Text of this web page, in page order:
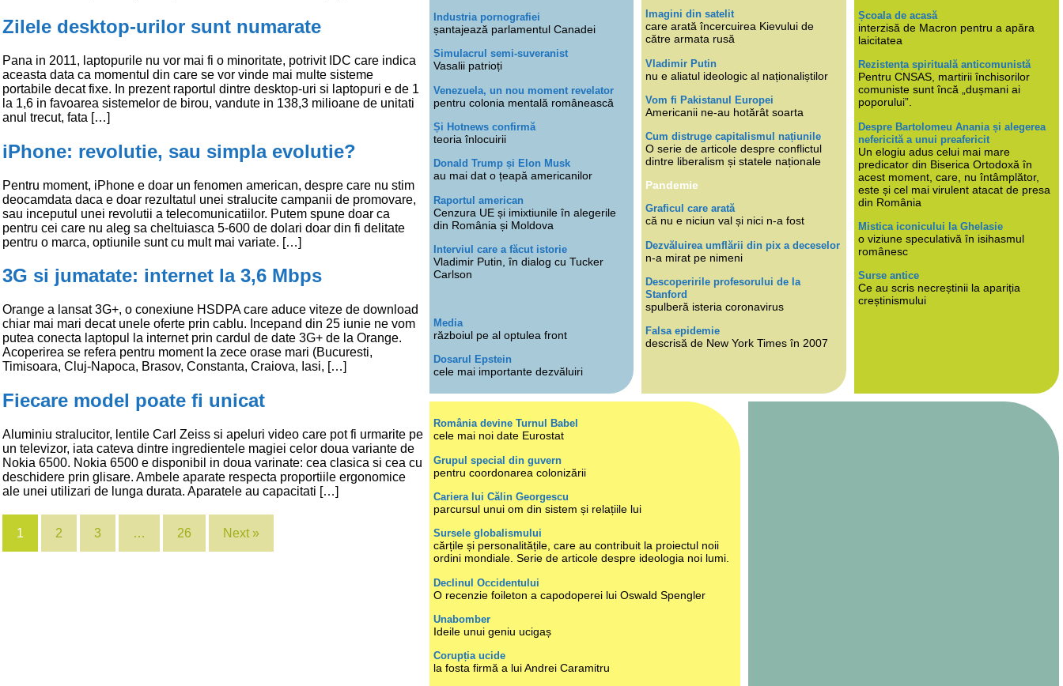
Zilele desktop-urilor sunt numarate
Pana in 2011, laptopurile nu vor mai fi o minoritate, potrivit IDC care indica
aceasta data ca momentul din care se vor vinde mai multe sisteme
portabile decat fixe. In prezent raportul dintre desktop-uri si laptopuri e de 1
la 1,6 in favoarea sistemelor de birou, vandute in 138,3 milioane de unitati
anul trecut, fata […]
iPhone: revolutie, sau simpla evolutie?
Pentru moment, iPhone e doar un fenomen american, despre care nu stim
deocamdata daca e doar rezultatul unei stralucite campanii de promovare,
sau inceputul unei revolutii a telecomunicatiilor. Putem spune doar ca
pentru cei care nu aleg sa cheltuiasca 5-600 de dolari doar din fi delitate
pentru o marca, optiunile sunt cu mult mai variate. […]
3G si jumatate: internet la 3,6 Mbps
Orange a lansat 3G+, o conexiune HSDPA care aduce viteze de download
chiar mai mari decat unele oferte prin cablu. Incepand din 25 iunie ne vom
putea conecta laptopul la internet prin cardul de date 3G+ de la Orange.
Acoperirea se refera pentru moment la zece orase mari (Bucuresti,
Timisoara, Cluj-Napoca, Brasov, Constanta, Craiova, Iasi, […]
Fiecare model poate fi unicat
Aluminiu stralucitor, lentile Carl Zeiss si apeluri video care pot fi urmarite pe
un televizor, iata cateva dintre ingredientele magiei celor doua variante de
Nokia 6500. Nokia 6500 e disponibil in doua varinate: cea clasica si cea cu
deschidere prin glisare. Ambele aparate respecta proportiile ergonomice
ale unei utilizari de lunga durata. Aparatele au capacitati […]
1 2 3 … 26 Next »
Industria pornografiei
șantajează parlamentul Canadei
Simulacrul semi-suveranist
Vasalii patrioți
Venezuela, un nou moment revelator
pentru colonia mentală românească
Și Hotnews confirmă
teoria înlocuirii
Donald Trump și Elon Musk
au mai dat o țeapă americanilor
Raportul american
Cenzura UE și imixtiunile în alegerile
din România și Moldova
Interviul care a făcut istorie
Vladimir Putin, în dialog cu Tucker
Carlson
Media
războiul pe al optulea front
Dosarul Epstein
cele mai importante dezvăluiri
Imagini din satelit
care arată încercuirea Kievului de
către armata rusă
Vladimir Putin
nu e aliatul ideologic al naționaliștilor
Vom fi Pakistanul Europei
Americanii ne-au hotărât soarta
Cum distruge capitalismul națiunile
O serie de articole despre conflictul
dintre liberalism și statele naționale
Pandemie
Graficul care arată
că nu e niciun val și nici n-a fost
Dezvăluirea umflării din pix a deceselor
n-a mirat pe nimeni
Descoperirile profesorului de la
Stanford
spulberă isteria coronavirus
Falsa epidemie
descrisă de New York Times în 2007
Școala de acasă
interzisă de Macron pentru a apăra
laicitatea
Rezistența spirituală anticomunistă
Pentru CNSAS, martirii închisorilor
comuniste sunt încă „dușmani ai
poporului”.
Despre Bartolomeu Anania și alegerea
nefericită a unui preafericit
Un elogiu adus celui mai mare
predicator din Biserica Ortodoxă în
acest moment, care, nu întâmplător,
este și cel mai virulent atacat de presa
din România
Mistica iconicului la Ghelasie
o viziune speculativă în isihasmul
românesc
Surse antice
Ce au scris necreștinii la apariția
creștinismului
România devine Turnul Babel
cele mai noi date Eurostat
Grupul special din guvern
pentru coordonarea colonizării
Cariera lui Călin Georgescu
parcursul unui om din sistem și relațiile lui
Sursele globalismului
cărțile și personalitățile, care au contribuit la proiectul noii
ordini mondiale. Serie de articole despre ideologia noi lumi.
Declinul Occidentului
O recenzie foileton a capodoperei lui Oswald Spengler
Unabomber
Ideile unui geniu ucigaș
Corupția ucide
la fosta firmă a lui Andrei Caramitru